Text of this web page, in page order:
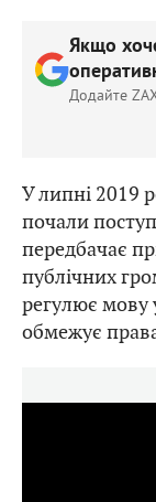
Якщо
Додайте
У липні 2019
почали
передбачає
публічних
регулює мову
обмежує